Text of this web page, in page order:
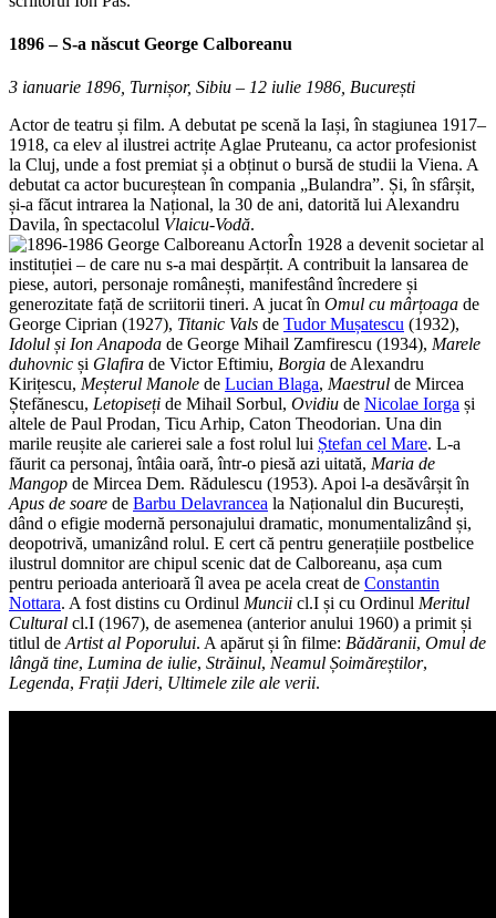
1896 – S-a născut George Calboreanu
3 ianuarie 1896, Turnișor, Sibiu – 12 iulie 1986, București
Actor de teatru și film. A debutat pe scenă la Iași, în stagiunea 1917–
1918, ca elev al ilustrei actrițe Aglae Pruteanu, ca actor profesionist
la Cluj, unde a fost premiat și a obținut o bursă de studii la Viena. A
debutat ca actor bucureștean în compania „Bulandra”. Și, în sfârșit,
și-a făcut intrarea la Național, la 30 de ani, datorită lui Alexandru
Davila, în spectacolul Vlaicu-Vodă.
În 1928 a devenit societar al
instituției – de care nu s-a mai despărțit. A contribuit la lansarea de
piese, autori, personaje românești, manifestând încredere și
generozitate față de scriitorii tineri. A jucat în Omul cu mârțoaga de
George Ciprian (1927), Titanic Vals de Tudor Mușatescu (1932),
Idolul și Ion Anapoda de George Mihail Zamfirescu (1934), Marele
duhovnic și Glafira de Victor Eftimiu, Borgia de Alexandru
Kirițescu, Meșterul Manole de Lucian Blaga, Maestrul de Mircea
Ștefănescu, Letopiseți de Mihail Sorbul, Ovidiu de Nicolae Iorga și
altele de Paul Prodan, Ticu Arhip, Caton Theodorian. Una din
marile reușite ale carierei sale a fost rolul lui Ștefan cel Mare. L-a
făurit ca personaj, întâia oară, într-o piesă azi uitată, Maria de
Mangop de Mircea Dem. Rădulescu (1953). Apoi l-a desăvârșit în
Apus de soare de Barbu Delavrancea la Naționalul din București,
dând o efigie modernă personajului dramatic, monumentalizând și,
deopotrivă, umanizând rolul. E cert că pentru generațiile postbelice
ilustrul domnitor are chipul scenic dat de Calboreanu, așa cum
pentru perioada anterioară îl avea pe acela creat de Constantin
Nottara. A fost distins cu Ordinul Muncii cl.I și cu Ordinul Meritul
Cultural cl.I (1967), de asemenea (anterior anului 1960) a primit și
titlul de Artist al Poporului. A apărut și în filme: Bădăranii, Omul de
lângă tine, Lumina de iulie, Străinul, Neamul Șoimăreștilor,
Legenda, Frații Jderi, Ultimele zile ale verii.